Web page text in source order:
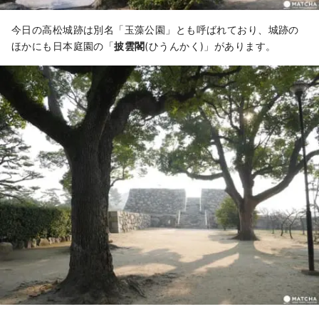
今日の高松城跡は別名「玉藻公園」とも呼ばれており、城跡の
ほかにも日本庭園の「披雲閣(ひうんかく)」があります。